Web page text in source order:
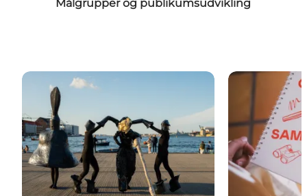
Målgrupper og publikumsudvikling
Den Frie Udstillingsbygning X Det Kongelige Teater